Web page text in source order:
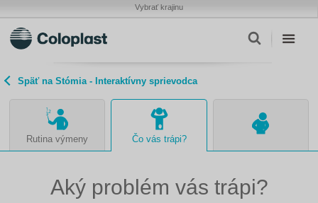
Vybrať krajinu
Späť na Stómia - Interaktívny sprievodca
Rutina výmeny Čo vás trápi?
Aký problém vás trápi?